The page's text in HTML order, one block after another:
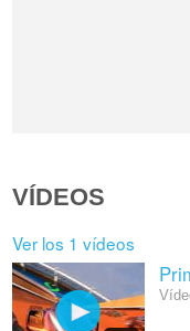
VÍDEOS
Ver los 1 vídeos